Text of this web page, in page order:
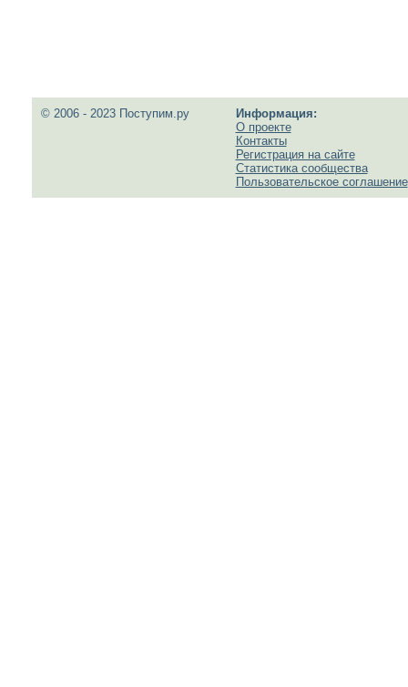
© 2006 - 2023 Поступим.ру
Информация:
О проекте
Контакты
Регистрация на сайте
Статистика сообщества
Пользовательское соглашение